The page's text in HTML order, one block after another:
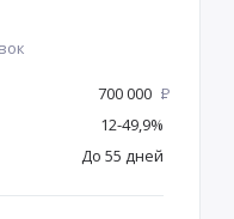
700 000 Р
12-49,9%
До 55 дней